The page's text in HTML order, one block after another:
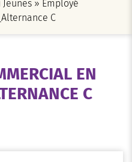
» Employé
C
EN
C